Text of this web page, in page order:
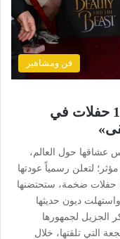
فن ومشاهير
سيلين ديون تعود إلى الأضواء بـ10 حفلات في
عشاقها حول العالم،
لتعلن رسمياً عودتها
حفلات ضخمة، ستحتضنها
ديون حديثها
الجزيل لجمهورها
التي تلقتها، خلال